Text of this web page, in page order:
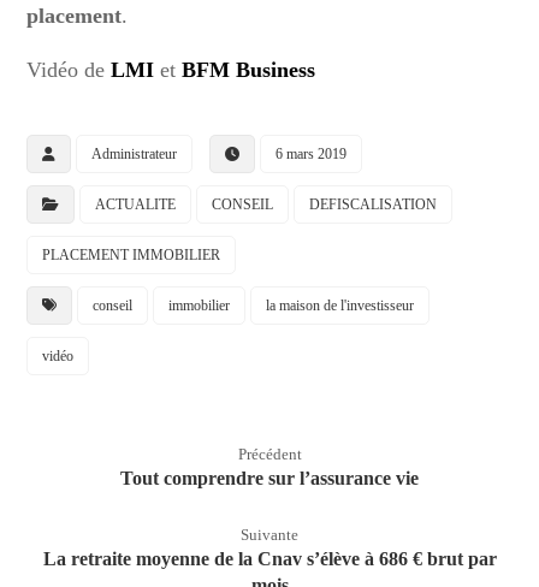
placement.
Vidéo deLMI etBFM Business
Administrateur 6 mars 2019
ACTUALITE CONSEIL DEFISCALISATION
PLACEMENT IMMOBILIER
conseil immobilier la maison de l'investisseur
vidéo
Précédent
Tout comprendre sur l’assurance vie
Suivante
La retraite moyenne de la Cnav s’élève à 686 € brut par